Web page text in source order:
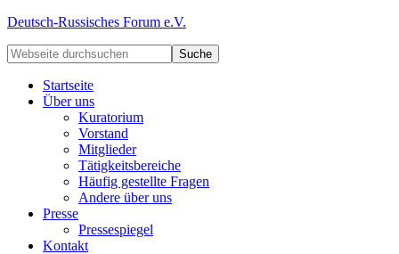
Deutsch-Russisches Forum e.V.
Startseite
Über uns
Kuratorium
Vorstand
Mitglieder
Tätigkeitsbereiche
Häufig gestellte Fragen
Andere über uns
Presse
Pressespiegel
Kontakt